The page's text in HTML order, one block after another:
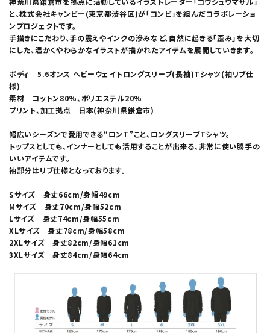
と、株式会社キャンビー(東京都渋谷区)が「コンビ」を組んだコラボレーショ
ンプロジェクトです。
手描きにこだわり、手の震えやインクの滲みなど、自然に起きる「歪み」を大切
にした、温かくやわらかなイラストが描かれたアイテムを展開していきます。
ボディ 5.6オンス ヘビーウェイトロングスリーブ(長袖)Tシャツ(袖リブ仕
様)
素材 コットン80%、ポリエステル20%
プリント、加工拠点 日本(神奈川県鎌倉市)
幅広いシーズンで愛用できる“ロンT”こと、ロングスリーブTシャツ。
トップスとしても、インナーとしても活用することが出来る、非常に使い勝手の
いいアイテムです。
袖部分はリブ仕様となっております。
Sサイズ 身丈66cm/身幅49cm
Mサイズ 身丈70cm/身幅52cm
Lサイズ 身丈74cm/身幅55cm
XLサイズ 身丈78cm/身幅58cm
2XLサイズ 身丈82cm/身幅61cm
3XLサイズ 身丈84cm/身幅64cm